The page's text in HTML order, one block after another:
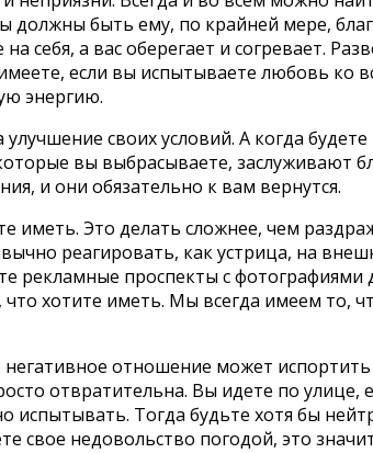
должны быть ему, по крайней мере,
себя, а вас оберегает и согревает.
если вы испытываете любовь
энергию.
своих условий. А когда
вы выбрасываете, заслуживают
и они обязательно к вам вернутся.
иметь. Это делать сложнее, чем
реагировать, как устрица, на
рекламные проспекты с фотографиями
хотите иметь. Мы всегда имеем то,
отношение может
отвратительна. Вы идете по
Тогда будьте хотя бы
свое недовольство погодой, это